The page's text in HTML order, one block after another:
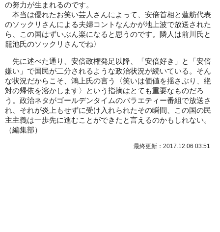
の努力が生まれるのです。
本当は優れたお笑い芸人さんによって、安倍首相と蓮舫代表
のソックリさんによる夫婦コントなんかが地上波で放送された
ら、この国はずいぶん楽になると思うのです。隣人は前川氏と
籠池氏のソックリさんでね〉
先に述べた通り、安倍政権発足以降、「安倍好き」と「安倍
嫌い」で国民が二分されるような政治状況が続いている。そん
な状況だからこそ、鴻上氏の言う〈笑いは価値を揺さぶり、絶
対の帰依を溶かします〉という指摘はとても重要なものだろ
う。政治ネタがゴールデンタイムのバラエティー番組で放送さ
れ、それが炎上もせずに受け入れられたその瞬間、この国の民
主主義は一歩先に進むことができたと言えるのかもしれない。
（編集部）
最終更新：2017.12.06 03:51